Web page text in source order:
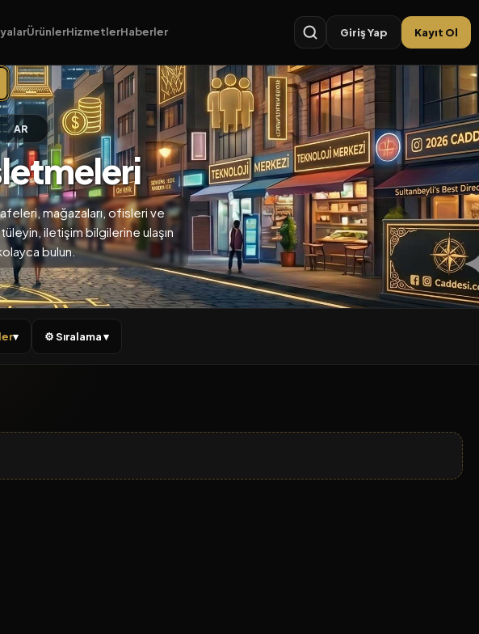
ÜrünlerHizmetlerHaberler Giriş Yap Kayıt Ol
AR
mağazaları, ofisleri ve
iletişim bilgilerine ulaşın
bulun.
▾ ⚙ Sıralama ▾